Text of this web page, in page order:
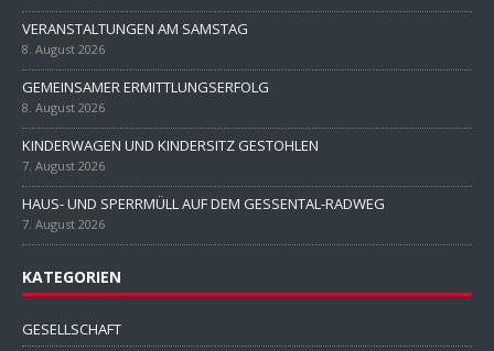
VERANSTALTUNGEN AM SAMSTAG
8. August 2026
GEMEINSAMER ERMITTLUNGSERFOLG
8. August 2026
KINDERWAGEN UND KINDERSITZ GESTOHLEN
7. August 2026
HAUS- UND SPERRMÜLL AUF DEM GESSENTAL-RADWEG
7. August 2026
KATEGORIEN
GESELLSCHAFT